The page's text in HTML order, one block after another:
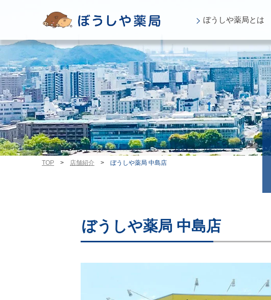
ぼうしや薬局とは
TOP > 店舗紹介 > ぼうしや薬局 中島店
ぼうしや薬局 中島店